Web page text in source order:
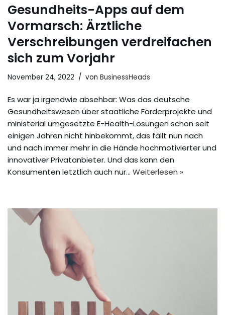
Gesundheits-Apps auf dem
Vormarsch: Ärztliche
Verschreibungen verdreifachen
sich zum Vorjahr
November 24, 2022 von BusinessHeads
Es war ja irgendwie absehbar: Was das deutsche
Gesundheitswesen über staatliche Förderprojekte und
ministerial umgesetzte E-Health-Lösungen schon seit
einigen Jahren nicht hinbekommt, das fällt nun nach
und nach immer mehr in die Hände hochmotivierter und
innovativer Privatanbieter. Und das kann den
Konsumenten letztlich auch nur… Weiterlesen »